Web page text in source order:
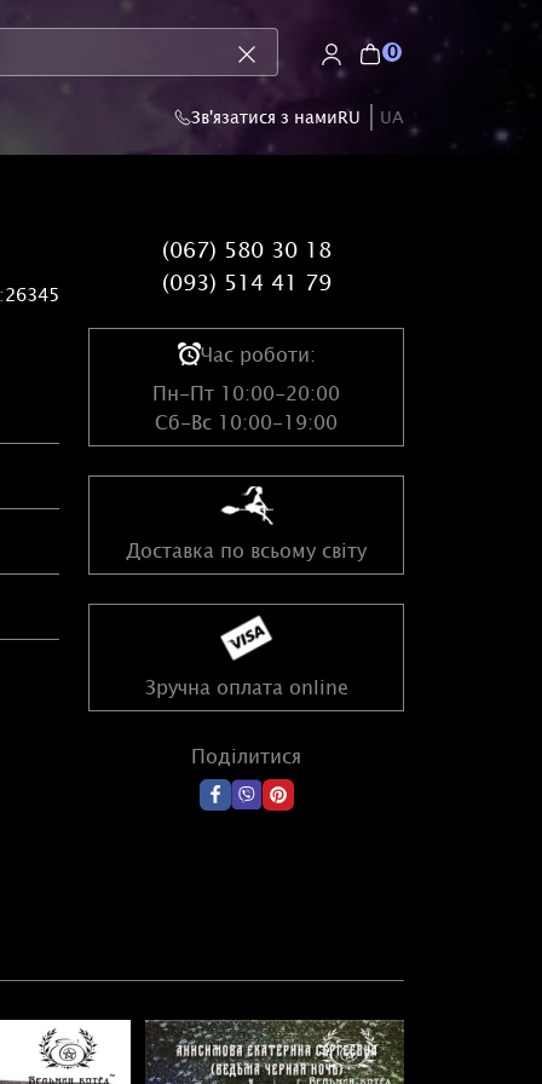
0
Зв'язатися з намиRU UA
26345
(067) 580 30 18
(093) 514 41 79
Час роботи:
Пн-Пт 10:00-20:00
Сб-Вс 10:00-19:00
Доставка по всьому світу
Зручна оплата online
Поділитися